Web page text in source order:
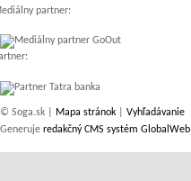
partner:
© Soga.sk | Mapa stránok
Vyhľadávanie
Generuje redakčný CMS systém GlobalWeb